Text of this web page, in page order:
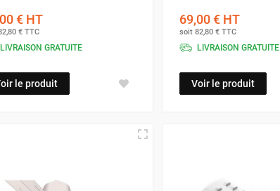
€HT
€TTC
LIVRAISON GRATUITE
le produit
69,00 € HT
soit 82,80 € TTC
LIVRAISON GRATUITE
Voir le produit